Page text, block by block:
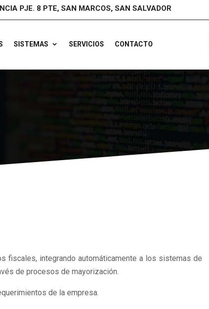
PJE. 8 PTE, SAN MARCOS, SAN SALVADOR
SISTEMAS SERVICIOS CONTACTO
fiscales, integrando automáticamente a los sistemas de
de procesos de mayorización.
de la empresa.